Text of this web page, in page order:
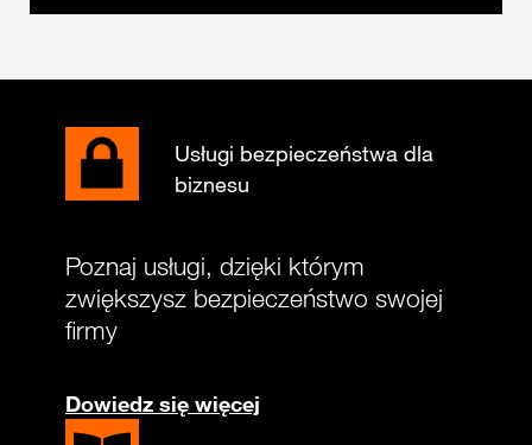
Usługi bezpieczeństwa dla
biznesu
Poznaj usługi, dzięki którym
zwiększysz bezpieczeństwo swojej
firmy
Dowiedz się więcej